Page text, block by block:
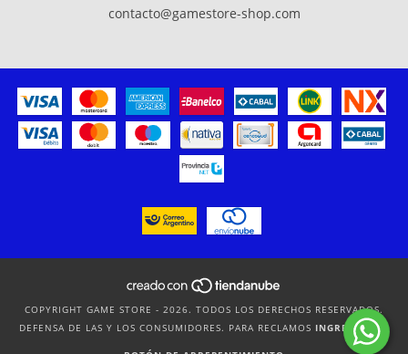
contacto@gamestore-shop.com
COPYRIGHT GAME STORE - 2026. TODOS LOS DERECHOS RESERVADOS.
DEFENSA DE LAS Y LOS CONSUMIDORES. PARA RECLAMOS INGRESÁ ACÁ.